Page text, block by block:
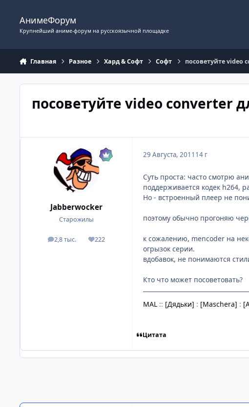
АнимеФорум
Крупнейший аниме-форум на русскоязычной площадке
Главная Разное Хард & Софт Софт посоветуйте video
посоветуйте video converter
Jabberwocker
Старожилы
2,8 тыс.
посты 222
Репутация
29 Августа, 2011 14 г
Суть проста: часто смотрю
поддерживается кодек h264,
Но - встроенный плеер не
поэтому обычно прогоняю
к сожалению, mencoder на
огрызок серии.
вдобавок, не понимаются
Кто что может посоветовать?
MAL :: [Дядьки] : [Maschera] :
Цитата